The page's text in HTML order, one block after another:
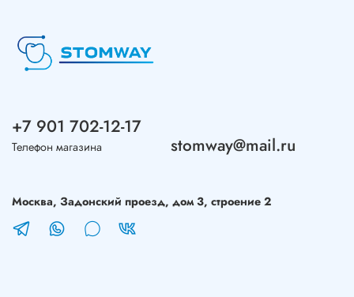
+7 901 702-12-17
Телефон магазина stomway@mail.ru
Москва, Задонский проезд, дом 3, строение 2